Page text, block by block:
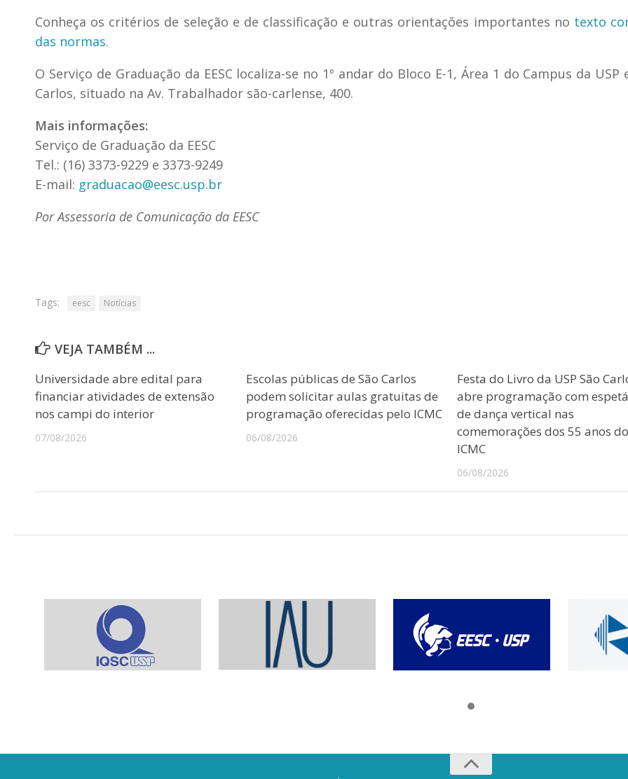
Conheça os critérios de seleção e de classificação e outras orientações importantes no texto
das normas.
O Serviço de Graduação da EESC localiza-se no 1º andar do Bloco E-1, Área 1 do Campus da USP
Carlos, situado na Av. Trabalhador são-carlense, 400.
Mais informações:
Serviço de Graduação da EESC
Tel.: (16) 3373-9229 e 3373-9249
E-mail: graduacao@eesc.usp.br
Por Assessoria de Comunicação da EESC
Tags: eesc Notícias
VEJA TAMBÉM ...
Universidade abre edital para
financiar atividades de extensão
nos campi do interior
07/08/2026
Escolas públicas de São Carlos
podem solicitar aulas gratuitas de
programação oferecidas pelo ICMC
06/08/2026
Festa do Livro da USP São
abre programação com
de dança vertical nas
comemorações dos 55 anos do
ICMC
06/08/2026